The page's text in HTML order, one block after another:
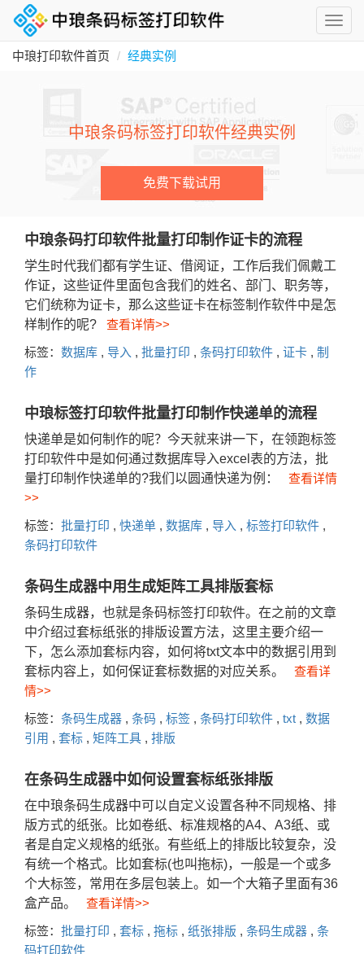
中琅打印软件首页 经典实例
中琅条码标签打印软件经典实例
免费下载试用
中琅条码打印软件批量打印制作证卡的流程
学生时代我们都有学生证、借阅证，工作后我们佩戴工
作证，这些证件里面包含我们的姓名、部门、职务等，
它们统称为证卡，那么这些证卡在标签制作软件中是怎
样制作的呢? 查看详情>>
标签： 数据库 , 导入 , 批量打印 , 条码打印软件 , 证卡 , 制
作
中琅标签打印软件批量打印制作快递单的流程
快递单是如何制作的呢？今天就来讲一下，在领跑标签
打印软件中是如何通过数据库导入excel表的方法，批
量打印制作快递单的?我们以圆通快递为例：
查看详情
>>
标签： 批量打印 , 快递单 , 数据库 , 导入 , 标签打印软件 ,
条码打印软件
条码生成器中用生成矩阵工具排版套标
条码生成器，也就是条码标签打印软件。在之前的文章
中介绍过套标纸张的排版设置方法，这里主要介绍一
下，怎么添加套标内容，如何将txt文本中的数据引用到
套标内容上，如何保证套标数据的对应关系。
查看详
情>>
标签： 条码生成器 , 条码 , 标签 , 条码打印软件 , txt , 数据
引用 , 套标 , 矩阵工具 , 排版
在条码生成器中如何设置套标纸张排版
在中琅条码生成器中可以自定义设置各种不同规格、排
版方式的纸张。比如卷纸、标准规格的A4、A3纸、或
者是自定义规格的纸张。有些纸上的排版比较复杂，没
有统一个格式。比如套标(也叫拖标)，一般是一个或多
个大标签，常用在多层包装上。如一个大箱子里面有36
盒产品。
查看详情>>
标签： 批量打印 , 套标 , 拖标 , 纸张排版 , 条码生成器 , 条
码打印软件